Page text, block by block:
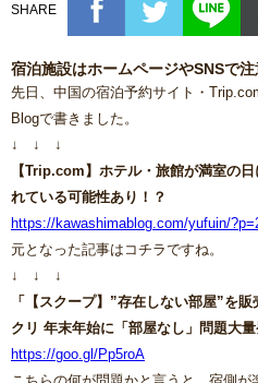
SHARE
宿泊施設はホームページやSNSで
先日、中国の宿泊予約サイト・
Blogで書きました。
↓ ↓ ↓
【Trip.com】ホテル・旅館が満室の
れている可能性あり！？
https://kawashimablog.com/yufuin/
元となった記事はコチラですね。
↓ ↓ ↓
「【スクープ】”存在しない部屋”を
クリ 年末年始に「部屋なし」問題大量
https://goo.gl/Pp5roA